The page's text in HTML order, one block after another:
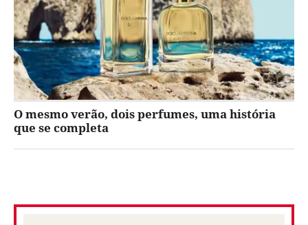
O mesmo verão, dois perfumes, uma história
que se completa